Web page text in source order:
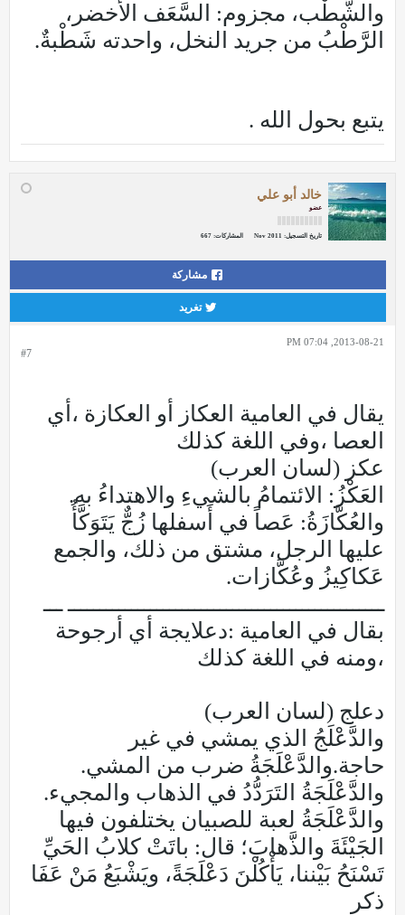
والشَّطْب، مجزوم: السَّعَف الأَخضر،
الرَّطْبُ من جريد النخل، واحدته شَطْبةٌ.
يتبع بحول الله .
خالد أبو علي
عضو
تاريخ التسجيل: Nov 2011 المشاركات: 667
مشاركة
تغريد
#7
2013-08-21, 07:04 PM
يقال في العامية العكاز أو العكازة ،أي
العصا ،وفي اللغة كذلك
عكز (لسان العرب)
العَكْزُ: الائتمامُ بالشيءِ والاهتداءُ به.
والعُكَّازَةُ: عَصاً في أَسفلها زُجٌّ يَتَوَكَّأُ
عليها الرجل، مشتق من ذلك، والجمع
عَكاكِيزُ وعُكَّازات.
ــــــــــــــــــــــــــــــــــــــــــــــــــ ـــ
بقال في العامية :دعلايجة أي أرجوحة
،ومنه في اللغة كذلك
دعلج (لسان العرب)
والدَّعْلَجُ الذي يمشي في غير
حاجة.والدَّعْلَجَةُ ضرب من المشي.
والدَّعْلَجَةُ التَرَدُّدُ في الذهاب والمجيء.
والدَّعْلَجَةُ لعبة للصبيان يختلفون فيها
الجَيْئَةَ والذَّهابَ؛ قال: باتَتْ كلابُ الحَيِّ
تَسْنَحُ بَيْننا، يَأْكُلْنَ دَعْلَجَةً، ويَشْبَعُ مَنْ عَفَا
ذكر